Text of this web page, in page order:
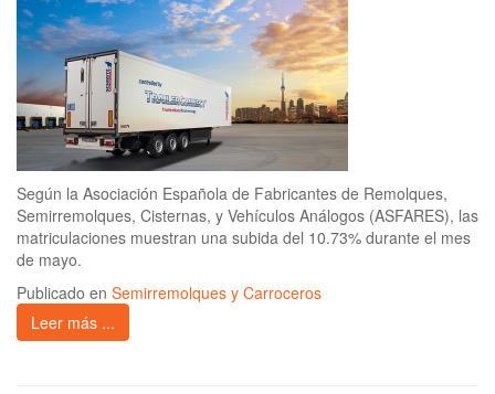
Según la Asociación Española de Fabricantes de Remolques,
Semirremolques, Cisternas, y Vehículos Análogos (ASFARES), las
matriculaciones muestran una subida del 10.73% durante el mes
de mayo.
Publicado en Semirremolques y Carroceros
Leer más ...